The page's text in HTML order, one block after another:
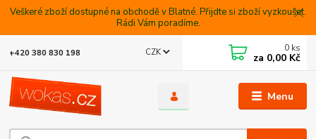
Veškeré zboží dostupné na obchodě v Blatné. Přijdte si zboží vyzkoušet.
Rádi Vám poradíme.
Menu
CZK
+420 380 830 198 0 ks
za 0,00 Kč